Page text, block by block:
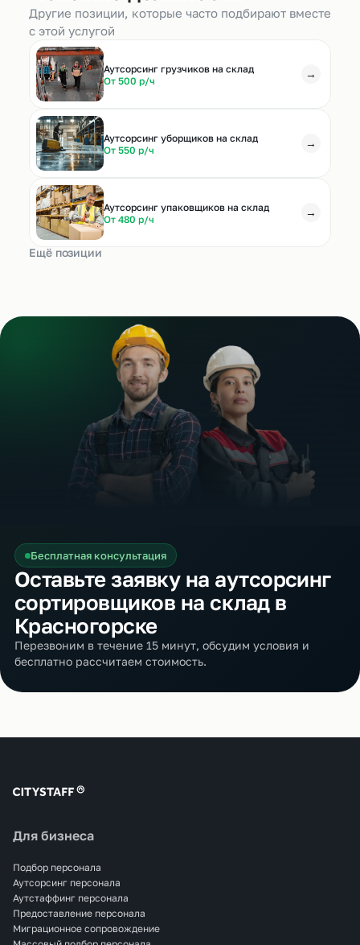
Другие позиции, которые часто подбирают вместе
с этой услугой
Аутсорсинг грузчиков на склад
От 500 р/ч
→
Аутсорсинг уборщиков на склад
От 550 р/ч
→
Аутсорсинг упаковщиков на склад
От 480 р/ч
→
Ещё позиции
Бесплатная консультация
Оставьте заявку на аутсорсинг
сортировщиков на склад в
Красногорске
Перезвоним в течение 15 минут, обсудим условия и
бесплатно рассчитаем стоимость.
Для бизнеса
Подбор персонала
Аутсорсинг персонала
Аутстаффинг персонала
Предоставление персонала
Миграционное сопровождение